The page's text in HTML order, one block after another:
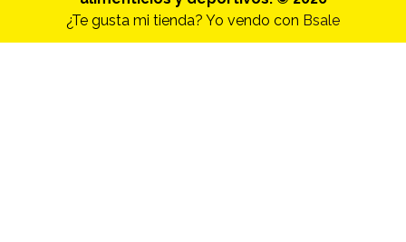
¿Te gusta mi tienda? Yo vendo con Bsale